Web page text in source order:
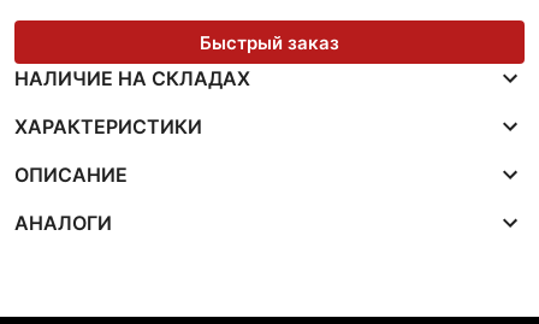
Быстрый заказ
НАЛИЧИЕ НА СКЛАДАХ
ХАРАКТЕРИСТИКИ
ОПИСАНИЕ
АНАЛОГИ